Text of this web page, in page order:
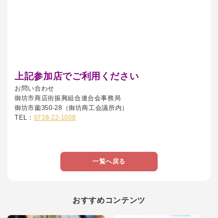
上記参加店でご利用ください
お問い合わせ
御坊市商店街振興組合連合会事務局
御坊市薗350-28（御坊商工会議所内）
TEL： 0738-22-1008
一覧へ戻る
おすすめコンテンツ